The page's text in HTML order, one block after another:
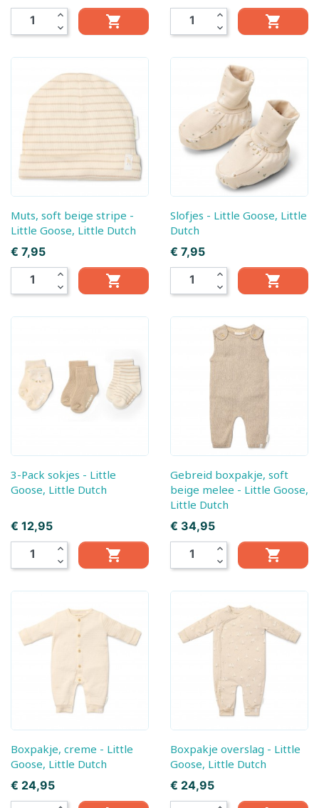
expand_less
expand_more

expand_less
expand_more

Muts, soft beige stripe -
Little Goose, Little Dutch
Prijs
€ 7,95
expand_less
expand_more

Slofjes - Little Goose, Little
Dutch
Prijs
€ 7,95
expand_less
expand_more

3-Pack sokjes - Little
Goose, Little Dutch
Prijs
€ 12,95
expand_less
expand_more

Gebreid boxpakje, soft
beige melee - Little Goose,
Little Dutch
Prijs
€ 34,95
expand_less
expand_more

Boxpakje, creme - Little
Goose, Little Dutch
Prijs
€ 24,95
Boxpakje overslag - Little
Goose, Little Dutch
Prijs
€ 24,95